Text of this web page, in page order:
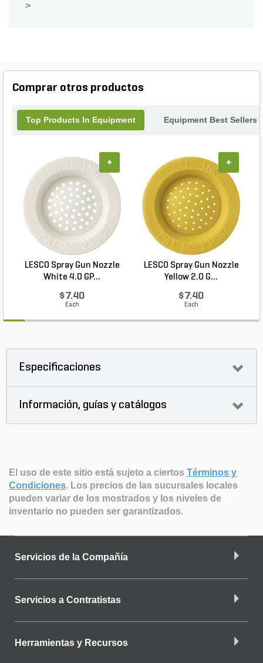
>
Comprar otros productos
Top Products In Equipment Equipment Best Sellers
LESCO Spray Gun Nozzle
White 4.0 GP...
$7.40
Each
+
LESCO Spray Gun Nozzle
Yellow 2.0 G...
$7.40
Each
+
Especificaciones
Información, guías y catálogos
El uso de este sitio está sujeto a ciertos Términos y
Condiciones. Los precios de las sucursales locales
pueden variar de los mostrados y los niveles de
inventario no pueden ser garantizados.
Servicios de la Compañía
Servicios a Contratistas
Herramientas y Recursos